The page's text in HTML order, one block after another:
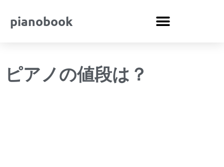
pianobook
ピアノの値段は？